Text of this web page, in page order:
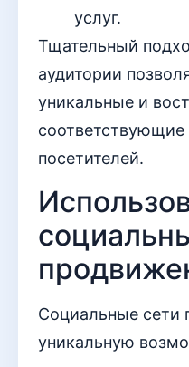
услуг.
Тщательный
аудитории
уникальные и
посетителей.
Социальные сети
уникальную